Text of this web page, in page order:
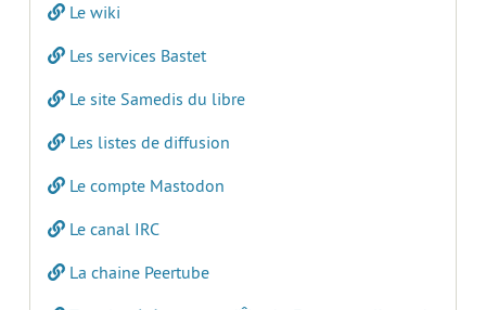
Le wiki
Les services Bastet
Le site Samedis du libre
Les listes de diffusion
Le compte Mastodon
Le canal IRC
La chaine Peertube